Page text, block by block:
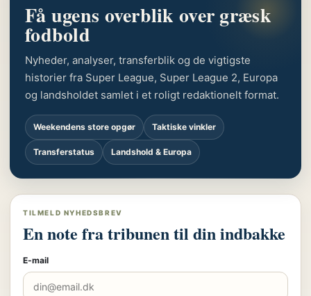
Få ugens overblik over græsk
fodbold
Nyheder, analyser, transferblik og de vigtigste
historier fra Super League, Super League 2, Europa
og landsholdet samlet i et roligt redaktionelt format.
Weekendens store opgør Taktiske vinkler
Transferstatus Landshold & Europa
TILMELD NYHEDSBREV
En note fra tribunen til din indbakke
E-mail